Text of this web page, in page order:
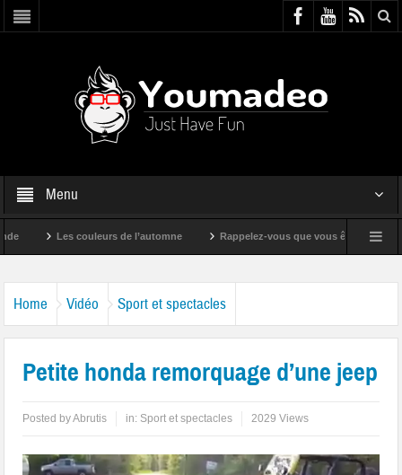
Menu
Les couleurs de l’automne Rappelez-vous que vous êtes super !
Home Vidéo Sport et spectacles
Petite honda remorquage d’une jeep
Posted byAbrutis in: Sport et spectacles 2029 Views
Lecteur